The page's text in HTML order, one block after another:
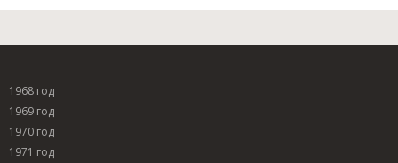
1968 год
1969 год
1970 год
1971 год